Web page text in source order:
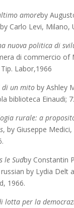
amoreby
Carlo Levi, Milano,
nuova politica di
di commercio of
Labor,1966
di un mito by Ashley
biblioteca Einaudi;
rurale: a
, by Giuseppe
le Sudby Constantin
by Lydia Delt
1966.
lotta per la